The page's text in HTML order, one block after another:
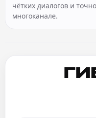
чётких диалогов и
многоканале.